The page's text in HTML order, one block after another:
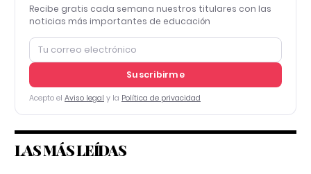
Recibe gratis cada semana nuestros titulares con las
noticias más importantes de educación
Suscribirme
Acepto el Aviso legal y la Política de privacidad
LAS MÁS LEÍDAS